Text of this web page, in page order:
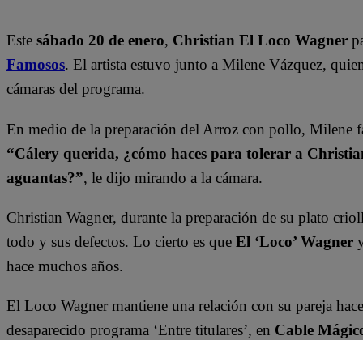
Este sábado 20 de enero, Christian El Loco Wagner
Famosos. El artista estuvo junto a Milene Vázquez,
cámaras del programa.
En medio de la preparación del Arroz con pollo, Milene
“Cálery querida, ¿cómo haces para tolerar a
aguantas?”, le dijo mirando a la cámara.
Christian Wagner, durante la preparación de su plato
todo y sus defectos. Lo cierto es que El ‘Loco’ Wagner
hace muchos años.
El Loco Wagner mantiene una relación con su pareja
desaparecido programa ‘Entre titulares’, en Cable